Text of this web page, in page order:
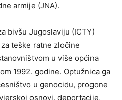
armije (JNA).
bivšu Jugoslaviju (ICTY)
teške ratne zločine
u više općina
1992. godine. Optužnica ga
u genocidu, progone
osnovi, deportacije,